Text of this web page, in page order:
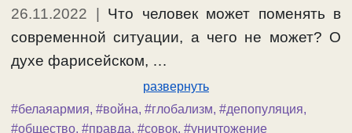
26.11.2022 | Что человек может поменять в
современной ситуации, а чего не может? О
духе фарисейском, …
развернуть
#белаяармия, #война, #глобализм, #депопуляция,
#общество, #правда, #совок, #уничтожение